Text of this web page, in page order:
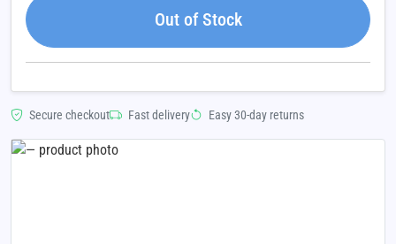
Out of Stock
Secure checkout Fast delivery Easy 30-day returns